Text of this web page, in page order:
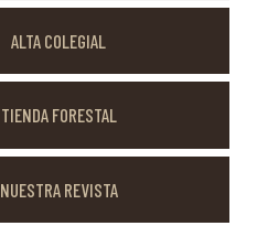
ALTA COLEGIAL
TIENDA FORESTAL
NUESTRA REVISTA